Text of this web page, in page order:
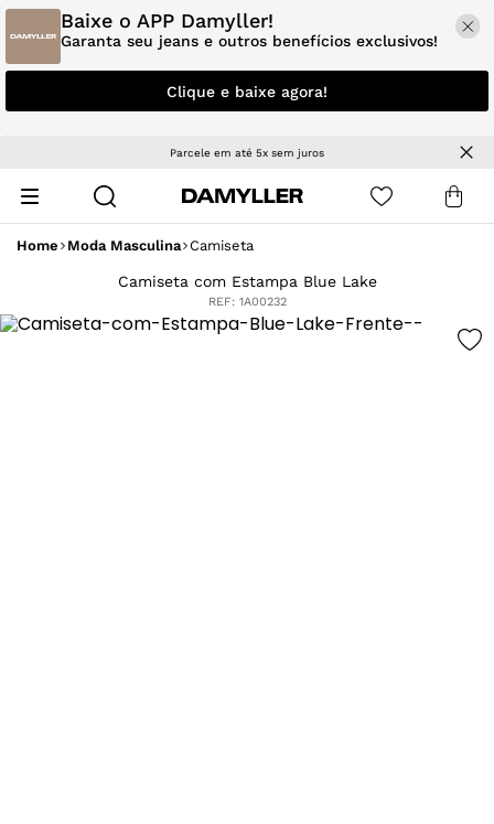
Baixe o APP Damyller!
Garanta seu jeans e outros benefícios exclusivos!
Clique e baixe agora!
Parcele em até 5x sem juros
Home Moda Masculina Camiseta
Camiseta com Estampa Blue Lake
REF: 1A00232